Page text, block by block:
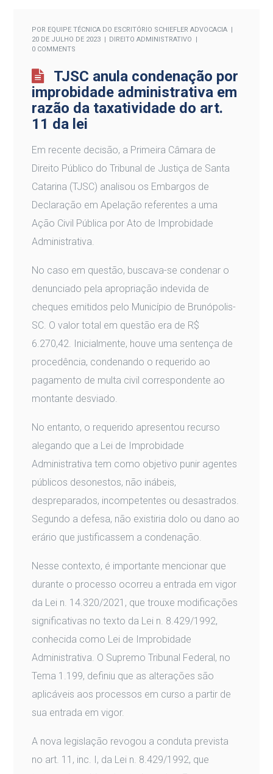
POR EQUIPE TÉCNICA DO ESCRITÓRIO SCHIEFLER ADVOCACIA
20 DE JULHO DE 2023
DIREITO ADMINISTRATIVO
0 COMMENTS
TJSC anula condenação por
improbidade administrativa em
razão da taxatividade do art.
11 da lei
Em recente decisão, a Primeira Câmara de
Direito Público do Tribunal de Justiça de Santa
Catarina (TJSC) analisou os Embargos de
Declaração em Apelação referentes a uma
Ação Civil Pública por Ato de Improbidade
Administrativa.
No caso em questão, buscava-se condenar o
denunciado pela apropriação indevida de
cheques emitidos pelo Município de Brunópolis-
SC. O valor total em questão era de R$
6.270,42. Inicialmente, houve uma sentença de
procedência, condenando o requerido ao
pagamento de multa civil correspondente ao
montante desviado.
No entanto, o requerido apresentou recurso
alegando que a Lei de Improbidade
Administrativa tem como objetivo punir agentes
públicos desonestos, não inábeis,
despreparados, incompetentes ou desastrados.
Segundo a defesa, não existiria dolo ou dano ao
erário que justificassem a condenação.
Nesse contexto, é importante mencionar que
durante o processo ocorreu a entrada em vigor
da Lei n. 14.320/2021, que trouxe modificações
significativas no texto da Lei n. 8.429/1992,
conhecida como Lei de Improbidade
Administrativa. O Supremo Tribunal Federal, no
Tema 1.199, definiu que as alterações são
aplicáveis aos processos em curso a partir de
sua entrada em vigor.
A nova legislação revogou a conduta prevista
no art. 11, inc. I, da Lei n. 8.429/1992, que